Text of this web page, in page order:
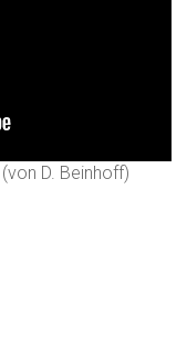
(von D. Beinhoff)